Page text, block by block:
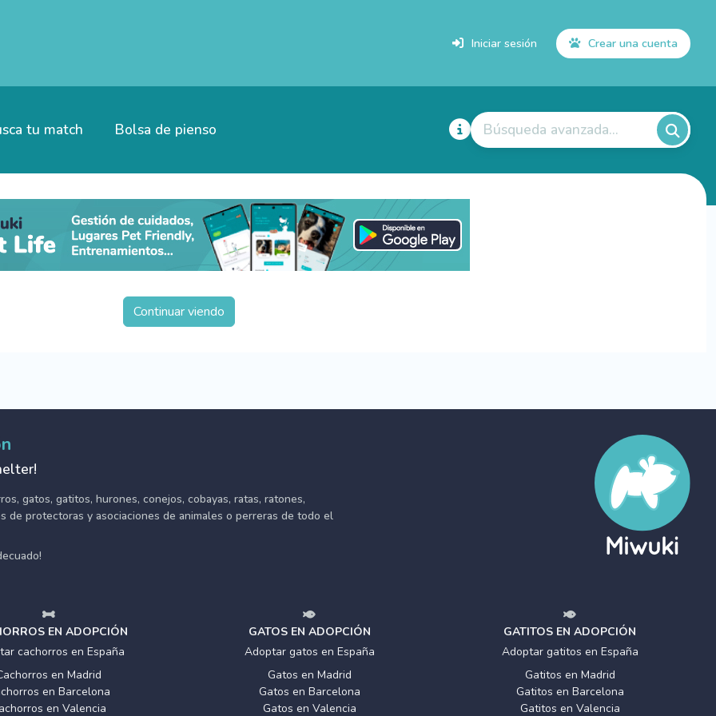
Iniciar sesión Crear una cuenta
tu match Bolsa de pienso Búsqueda avanzada...
Continuar viendo
gatos, gatitos, hurones, conejos, cobayas, ratas, ratones,
de protectoras y asociaciones de animales o perreras de todo el
EN ADOPCIÓN
cachorros en España
en Madrid
en Barcelona
en Valencia
GATOS EN ADOPCIÓN
Adoptar gatos en España
Gatos en Madrid
Gatos en Barcelona
Gatos en Valencia
GATITOS EN ADOPCIÓN
Adoptar gatitos en España
Gatitos en Madrid
Gatitos en Barcelona
Gatitos en Valencia